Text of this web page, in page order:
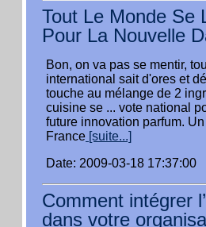
Tout Le Monde Se
Pour La Nouvelle
Bon, on va pas se mentir,
international sait d'ores et
touche au mélange de 2
cuisine se ... vote national
future innovation parfum.
France [suite...]
Date: 2009-03-18 17:37:00
Comment intégrer
dans votre